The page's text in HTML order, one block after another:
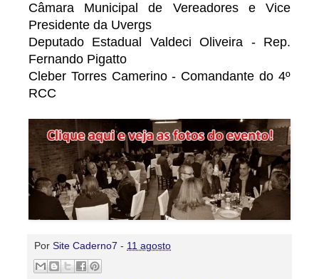
Câmara Municipal de Vereadores e Vice
Presidente da Uvergs
Deputado Estadual Valdeci Oliveira - Rep.
Fernando Pigatto
Cleber Torres Camerino - Comandante do 4º
RCC
Por Site Caderno7 - 11 agosto